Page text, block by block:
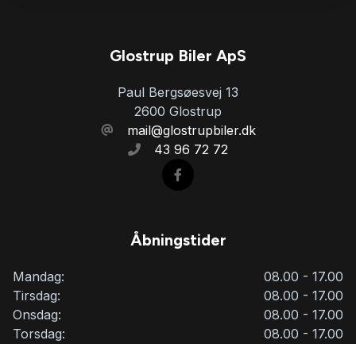
Glostrup Biler ApS
Paul Bergsøesvej 13
2600 Glostrup
mail@glostrupbiler.dk
43 96 72 72
Åbningstider
Mandag:
08.00 - 17.00
Tirsdag:
08.00 - 17.00
Onsdag:
08.00 - 17.00
Torsdag:
08.00 - 17.00